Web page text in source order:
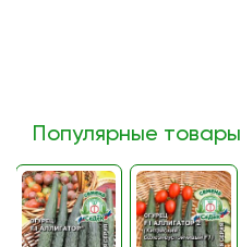
Популярные товары